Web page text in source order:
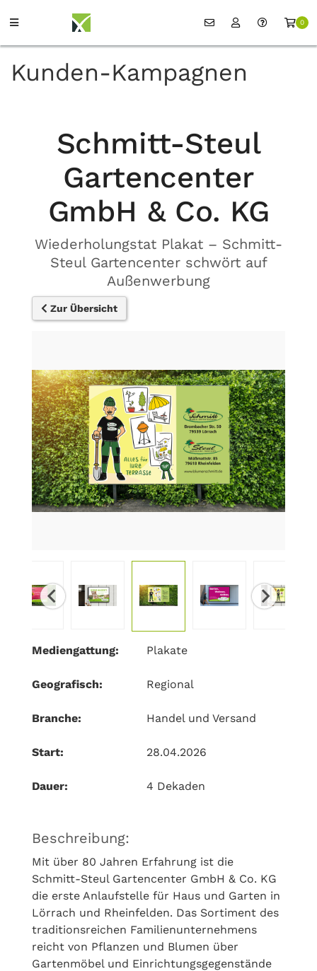
0
Kunden-Kampagnen
Schmitt-Steul
Gartencenter
GmbH & Co. KG
Wiederholungstat Plakat – Schmitt-
Steul Gartencenter schwört auf
Außenwerbung
Zur Übersicht
Mediengattung: Plakate
Geografisch: Regional
Branche: Handel und Versand
Start: 28.04.2026
Dauer: 4 Dekaden
Beschreibung:
Mit über 80 Jahren Erfahrung ist die
Schmitt-Steul Gartencenter GmbH & Co. KG
die erste Anlaufstelle für Haus und Garten in
Lörrach und Rheinfelden. Das Sortiment des
traditionsreichen Familienunternehmens
reicht von Pflanzen und Blumen über
Gartenmöbel und Einrichtungsgegenstände